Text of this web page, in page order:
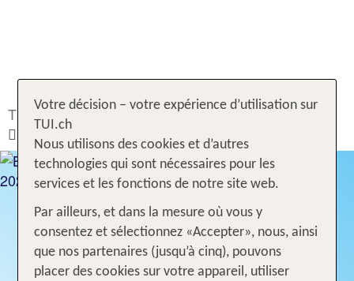
TUI.ch Rechercher & Réserver
Voyages
Bahamas
Votre décision – votre expérience d’utilisation sur
TUI.ch
Nous utilisons des cookies et d’autres
technologies qui sont nécessaires pour les
services et les fonctions de notre site web.
Par ailleurs, et dans la mesure où vous y
consentez et sélectionnez «Accepter», nous, ainsi
que nos partenaires (jusqu’à cinq), pouvons
placer des cookies sur votre appareil, utiliser